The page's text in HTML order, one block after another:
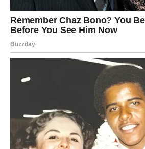
Sudbina vam šalje
poruku
Pred vama su trenuci koje ćete dugo
Stare emocije danas bi mogle
površinu.